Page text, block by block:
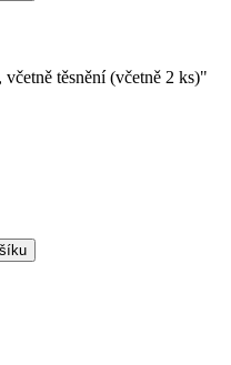
těsnění (včetně 2 ks)"